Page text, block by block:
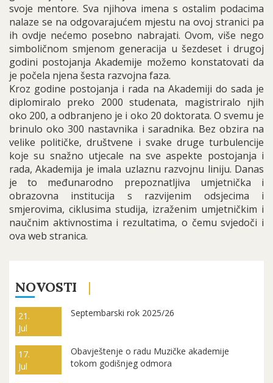
svoje mentore. Sva njihova imena s ostalim podacima
nalaze se na odgovarajućem mjestu na ovoj stranici pa
ih ovdje nećemo posebno nabrajati. Ovom, više nego
simboličnom smjenom generacija u šezdeset i drugoj
godini postojanja Akademije možemo konstatovati da
je počela njena šesta razvojna faza.
Kroz godine postojanja i rada na Akademiji do sada je
diplomiralo preko 2000 studenata, magistriralo njih
oko 200, a odbranjeno je i oko 20 doktorata. O svemu je
brinulo oko 300 nastavnika i saradnika. Bez obzira na
velike političke, društvene i svake druge turbulencije
koje su snažno utjecale na sve aspekte postojanja i
rada, Akademija je imala uzlaznu razvojnu liniju. Danas
je to međunarodno prepoznatljiva umjetnička i
obrazovna institucija s razvijenim odsjecima i
smjerovima, ciklusima studija, izraženim umjetničkim i
naučnim aktivnostima i rezultatima, o čemu svjedoči i
ova web stranica.
NOVOSTI
21.
Jul
Septembarski rok 2025/26
17.
Jul
Obavještenje o radu Muzičke akademije
tokom godišnjeg odmora